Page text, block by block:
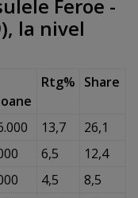
Feroe -
la nivel
Rtg% Share
13,7
26,1
6,5
12,4
4,5
8,5